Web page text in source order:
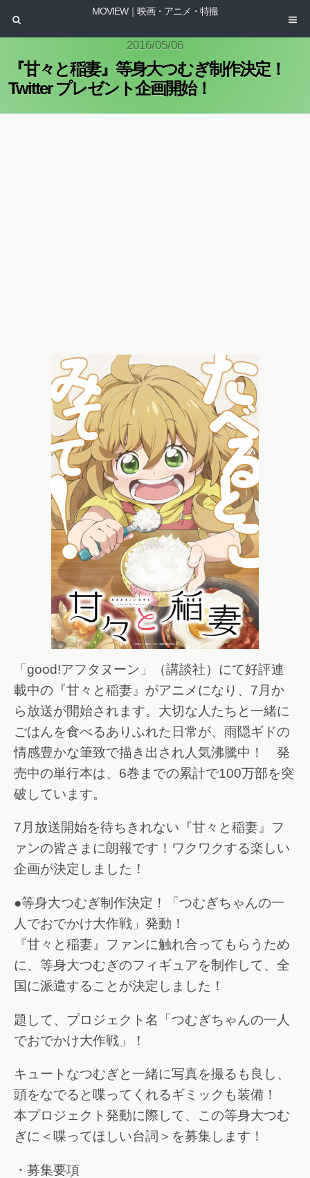
MOVIEW｜映画・アニメ・特撮
2016/05/06
『甘々と稲妻』等身大つむぎ制作決定！
Twitter プレゼント企画開始！
「good!アフタヌーン」（講談社）にて好評連
載中の『甘々と稲妻』がアニメになり、7月か
ら放送が開始されます。大切な人たちと一緒に
ごはんを食べるありふれた日常が、雨隠ギドの
情感豊かな筆致で描き出され人気沸騰中！ 発
売中の単行本は、6巻までの累計で100万部を突
破しています。
7月放送開始を待ちきれない『甘々と稲妻』フ
ァンの皆さまに朗報です！ワクワクする楽しい
企画が決定しました！
●等身大つむぎ制作決定！「つむぎちゃんの一
人でおでかけ大作戦」発動！
『甘々と稲妻』ファンに触れ合ってもらうため
に、等身大つむぎのフィギュアを制作して、全
国に派遣することが決定しました！
題して、プロジェクト名「つむぎちゃんの一人
でおでかけ大作戦」！
キュートなつむぎと一緒に写真を撮るも良し、
頭をなでると喋ってくれるギミックも装備！
本プロジェクト発動に際して、この等身大つむ
ぎに＜喋ってほしい台詞＞を募集します！
・募集要項